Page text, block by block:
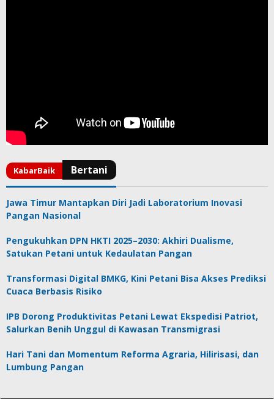
Jawa Timur Mantapkan Diri Jadi Laboratorium Inovasi
Pangan Nasional
Pengukuhkan DPN HKTI 2025–2030: Akhiri Dualisme,
Satukan Petani untuk Kedaulatan Pangan
Transformasi Digital BMKG, Kini Petani Bisa Akses Prediksi
Cuaca Berbasis Risiko
IPB Dorong Produktivitas Petani Lewat Ekspedisi Patriot,
Salurkan Benih Unggul di Kawasan Transmigrasi
Hari Tani dan Momentum Reforma Agraria, Hilirisasi, dan
Lumbung Pangan